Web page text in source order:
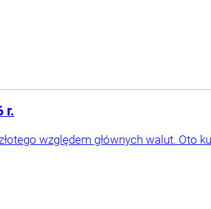
r.
względem głównych walut. Oto